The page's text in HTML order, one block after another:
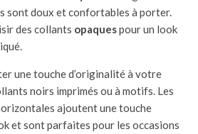
sont doux et confortables à porter.
des collants opaquespour un look
une touche d’originalité à votre
noirs imprimés ou à motifs. Les
ajoutent une touche
et sont parfaites pour les occasions